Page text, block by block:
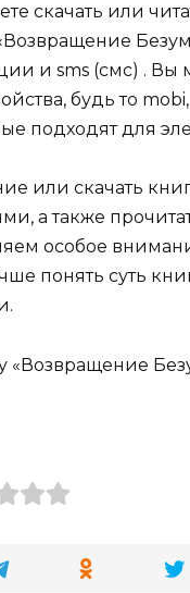
скачать или
и sms (смс) .
будь то
подходят для
или скачать
а также
особое
понять суть
«Возвращение